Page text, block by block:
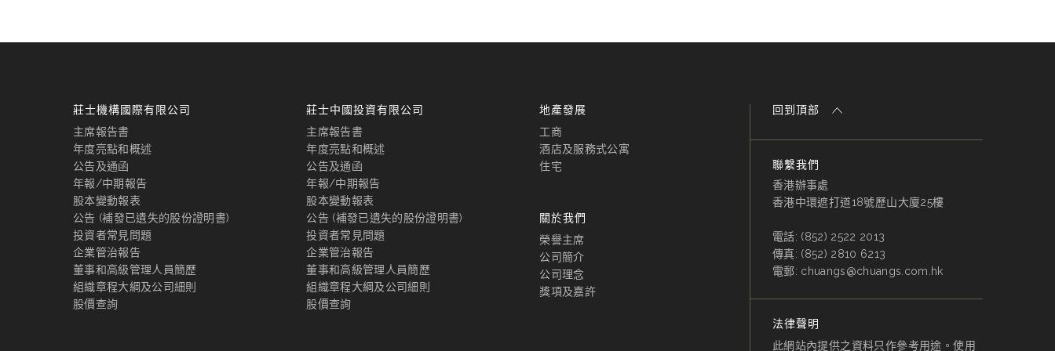
莊士機構國際有限公司
主席報告書
年度亮點和概述
公告及通函
年報/中期報告
股本變動報表
公告 (補發已遺失的股份證明書)
投資者常見問題
企業管治報告
董事和高級管理人員簡歷
組織章程大綱及公司細則
股價查詢
莊士中國投資有限公司
主席報告書
年度亮點和概述
公告及通函
年報/中期報告
股本變動報表
公告 (補發已遺失的股份證明書)
投資者常見問題
企業管治報告
董事和高級管理人員簡歷
組織章程大綱及公司細則
股價查詢
地產發展
工商
酒店及服務式公寓
住宅
關於我們
榮譽主席
公司簡介
公司理念
獎項及嘉許
回到頂部
聯繫我們
香港辦事處
香港中環遮打道18號歷山大廈25樓
電話: (852) 2522 2013
傳真: (852) 2810 6213
電郵: chuangs@chuangs.com.hk
法律聲明
此網站內提供之資料只作參考用途。使用